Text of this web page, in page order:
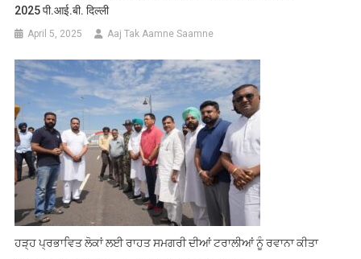
2025 पी.आई.बी. दिल्ली
April 5, 2025 Aaj Tak Aamne Saamne
ਹੜ੍ਹ ਪ੍ਰਭਾਵਿਤ ਲੋਕਾਂ ਲਈ ਰਾਹਤ ਸਮਗਰੀ ਦੀਆਂ ਟਰਾਲੀਆਂ ਨੂੰ ਰਵਾਨਾ ਕੀਤਾ